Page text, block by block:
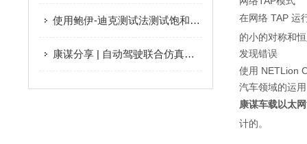
使用鲍伊-迪克测试法测试饱和蒸汽以确保适当灭菌消毒
康谋分享 | 自动驾驶联合仿真——功能模型接口FMI（一）
在网络 TAP 运
的小的对称和
发现错误
使用 NETLion
汽车领域的运用
康谋车载以太
计的。